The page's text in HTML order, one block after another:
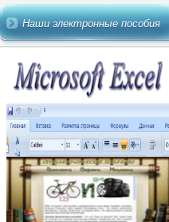
Наши электронные пособия